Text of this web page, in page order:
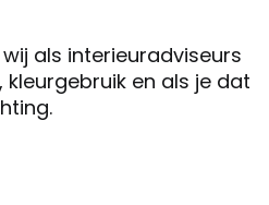
als interieuradviseurs
en als je dat